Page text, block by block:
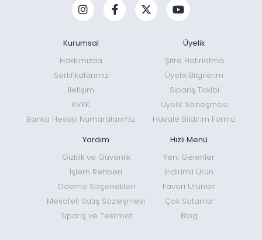
Kurumsal
Hakkımızda
Sertifikalarımız
İletişim
KVKK
Banka Hesap Numaralarımız
Üyelik
Şifre Hatırlatma
Üyelik Bilgilerim
Sipariş Takibi
Üyelik Sözleşmesi
Havale Bildirim Formu
Yardım
Gizlilik ve Güvenlik
İşlem Rehberi
Ödeme Seçenekleri
Mesafeli Satış Sözleşmesi
Sipariş ve Teslimat
Hızlı Menü
Yeni Gelenler
İndirimli Ürün
Favori Ürünler
Çok Satanlar
Blog